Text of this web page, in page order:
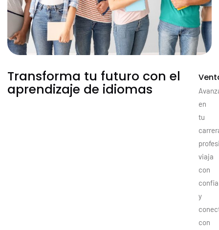
Transforma tu futuro con el
aprendizaje de idiomas
en
tu
viaja
con
y
con